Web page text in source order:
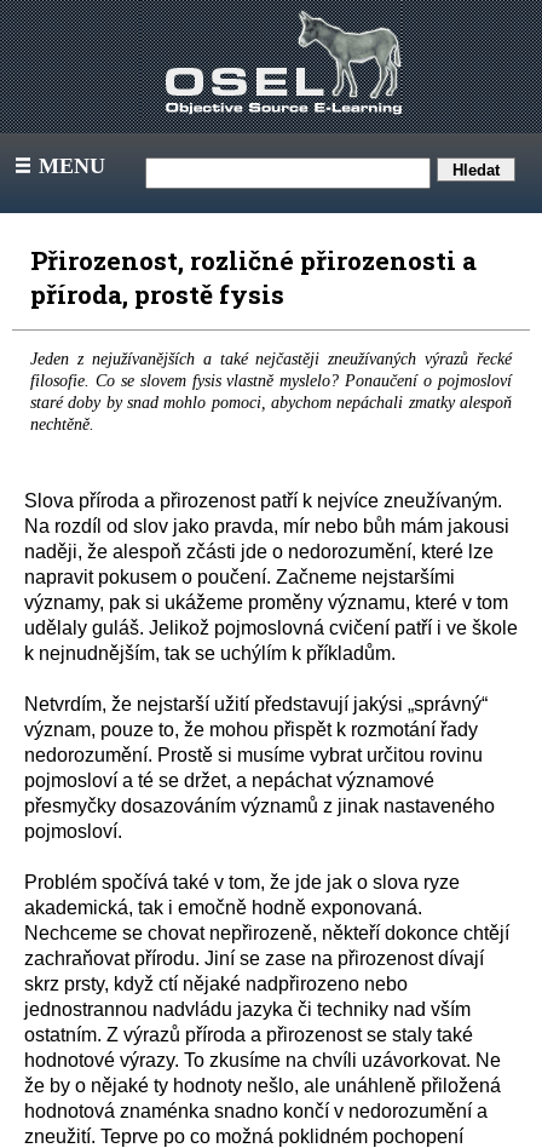
III MENU
Přirozenost, rozličné přirozenosti a
příroda, prostě fysis
Jeden z nejužívanějších a také nejčastěji zneužívaných výrazů řecké
filosofie. Co se slovem fysis vlastně myslelo? Ponaučení o pojmosloví
staré doby by snad mohlo pomoci, abychom nepáchali zmatky alespoň
nechtěně.
Slova příroda a přirozenost patří k nejvíce zneužívaným.
Na rozdíl od slov jako pravda, mír nebo bůh mám jakousi
naději, že alespoň zčásti jde o nedorozumění, které lze
napravit pokusem o poučení. Začneme nejstaršími
významy, pak si ukážeme proměny významu, které v tom
udělaly guláš. Jelikož pojmoslovná cvičení patří i ve škole
k nejnudnějším, tak se uchýlím k příkladům.
Netvrdím, že nejstarší užití představují jakýsi „správný“
význam, pouze to, že mohou přispět k rozmotání řady
nedorozumění. Prostě si musíme vybrat určitou rovinu
pojmosloví a té se držet, a nepáchat významové
přesmyčky dosazováním významů z jinak nastaveného
pojmosloví.
Problém spočívá také v tom, že jde jak o slova ryze
akademická, tak i emočně hodně exponovaná.
Nechceme se chovat nepřirozeně, někteří dokonce chtějí
zachraňovat přírodu. Jiní se zase na přirozenost dívají
skrz prsty, když ctí nějaké nadpřirozeno nebo
jednostrannou nadvládu jazyka či techniky nad vším
ostatním. Z výrazů příroda a přirozenost se staly také
hodnotové výrazy. To zkusíme na chvíli uzávorkovat. Ne
že by o nějaké ty hodnoty nešlo, ale unáhleně přiložená
hodnotová znaménka snadno končí v nedorozumění a
zneužití. Teprve po co možná poklidném pochopení